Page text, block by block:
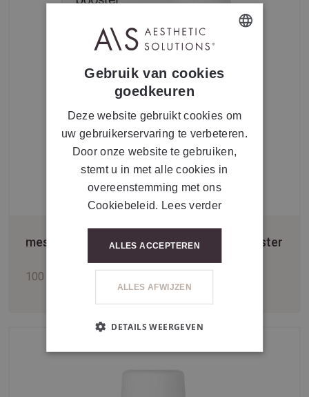
mesoestetic® bodyshock drainactive booster
100 ml
FRENCH
Gebruik van cookies
goedkeuren
Deze website gebruikt cookies om
uw gebruikerservaring te verbeteren.
Door onze website te gebruiken,
stemt u in met alle cookies in
overeenstemming met ons
Cookiebeleid.
Lees verder
ALLES ACCEPTEREN
ALLES AFWIJZEN
DETAILS WEERGEVEN